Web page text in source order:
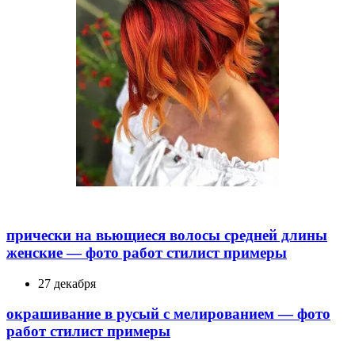
прически на вьющиеся волосы средней длины
женские — фото работ стилист примеры
27 декабря
окрашивание в русый с мелированием — фото
работ стилист примеры